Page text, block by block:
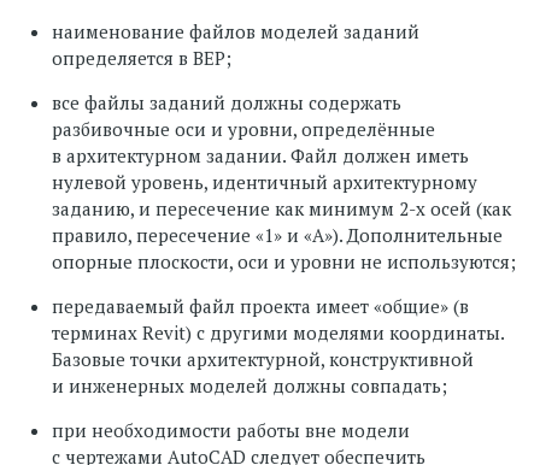
наименование файлов моделей заданий
определяется в BEP;
все файлы заданий должны содержать
разбивочные оси и уровни, определённые
в архитектурном задании. Файл должен иметь
нулевой уровень, идентичный архитектурному
заданию, и пересечение как минимум 2-х осей (как
правило, пересечение «1» и «А»). Дополнительные
опорные плоскости, оси и уровни не используются;
передаваемый файл проекта имеет «общие» (в
терминах Revit) с другими моделями координаты.
Базовые точки архитектурной, конструктивной
и инженерных моделей должны совпадать;
при необходимости работы вне модели
с чертежами AutoCAD следует обеспечить